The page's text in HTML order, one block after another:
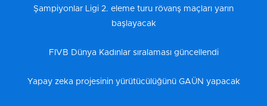
Şampiyonlar Ligi 2. eleme turu rövanş maçları yarın
başlayacak
FIVB Dünya Kadınlar sıralaması güncellendi
Yapay zeka projesinin yürütücülüğünü GAÜN yapacak